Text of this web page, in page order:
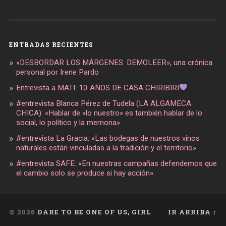
ENTRADAS RECIENTES
«DESBORDAR LOS MÁRGENES: DEMOLEER», una crónica
personal por Irene Pardo
Entrevista a MATI: 10 AÑOS DE CASA CHIRIBIRI
#entrevista Blanca Pérez de Tudela (LA ALGAMECA
CHICA): «Hablar de «lo nuestro» es también hablar de lo
social, lo político y la memoria»
#entrevista La Gracia: «Las bodegas de nuestros vinos
naturales están vinculadas a la tradición y el territorio»
#entrevista SAFE: «En nuestras campañas defendemos que
el cambio solo se produce si hay acción»
© 2026 DARE TO BE ONE OF US, GIRL IR ARRIBA ↑